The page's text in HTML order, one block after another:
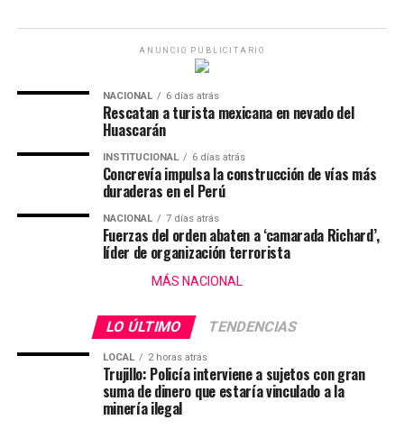
ANUNCIO PUBLICITARIO
NACIONAL 6 días atrás
Rescatan a turista mexicana en nevado del
Huascarán
INSTITUCIONAL 6 días atrás
Concrevía impulsa la construcción de vías más
duraderas en el Perú
NACIONAL 7 días atrás
Fuerzas del orden abaten a ‘camarada Richard’,
líder de organización terrorista
MÁS NACIONAL
LO ÚLTIMO TENDENCIAS
LOCAL 2 horas atrás
Trujillo: Policía interviene a sujetos con gran
suma de dinero que estaría vinculado a la
minería ilegal